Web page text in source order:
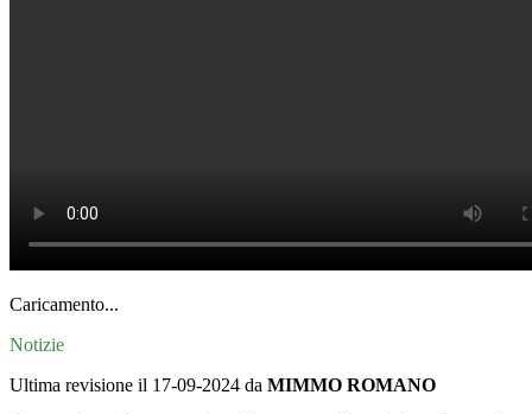
Caricamento...
Notizie
Ultima revisione il 17-09-2024 da MIMMO ROMANO